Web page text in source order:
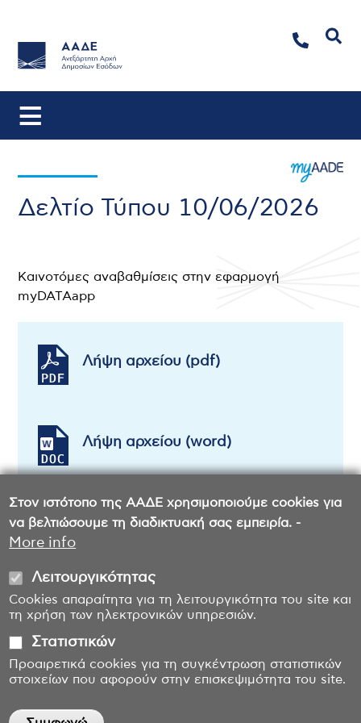
Στον ιστότοπο της ΑΑΔΕ χρησιμοποιούμε cookies για
να βελτιώσουμε τη διαδικτυακή σας εμπειρία. -
More info
Λειτουργικότητας
Cookies απαραίτητα για τη λειτουργικότητα του site και
τη χρήση των ηλεκτρονικών υπηρεσιών.
Στατιστικών
Προαιρετικά cookies για τη συγκέντρωση στατιστικών
στοιχείων που αφορούν στην επισκεψιμότητα του site.
Δελτίο Τύπου 10/06/2026
Καινοτόμες αναβαθμίσεις στην εφαρμογή
myDATAapp
Λήψη αρχείου (pdf)
Λήψη αρχείου (word)